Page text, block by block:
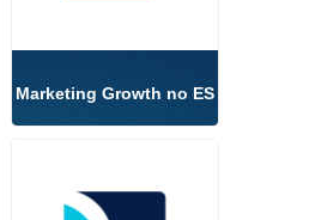
Marketing Growth no ES